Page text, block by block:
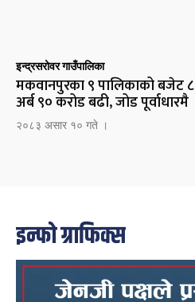
इन्द्रसरोवर गाउँपालिका
मकवानपुरका ९ पालिकाको बजेट ८
अर्ब ९० करोड बढी, जोड पूर्वाधारमै
२०८३ असार १० गते ।
इन्फो ग्राफिक्स